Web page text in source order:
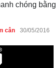
chóng bằng
cân 30/05/2016